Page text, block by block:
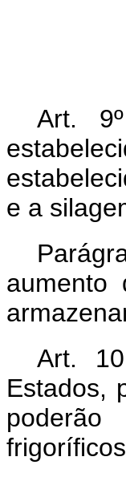
Art.
e a
aumento
Art.
Estados,